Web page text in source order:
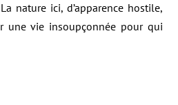
nature ici, d’apparence hostile,
une vie insoupçonnée pour qui